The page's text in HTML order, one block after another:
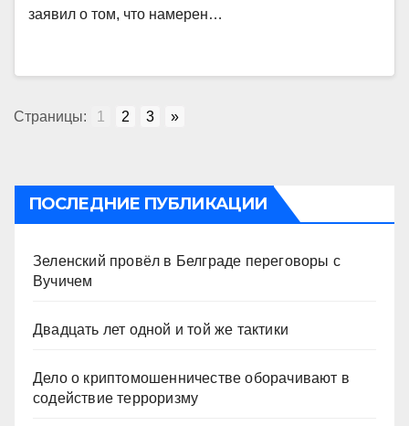
заявил о том, что намерен…
Страницы: 1 2 3 »
ПОСЛЕДНИЕ ПУБЛИКАЦИИ
Зеленский провёл в Белграде переговоры с
Вучичем
Двадцать лет одной и той же тактики
Дело о криптомошенничестве оборачивают в
содействие терроризму